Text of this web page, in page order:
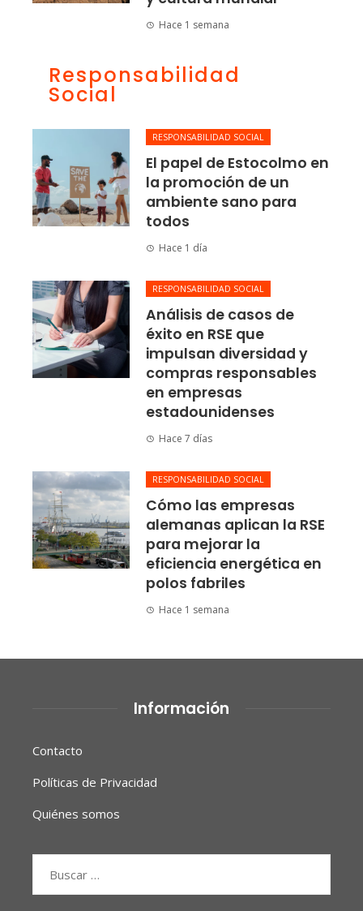
Hace 1 semana
Responsabilidad
Social
RESPONSABILIDAD SOCIAL
El papel de Estocolmo en
la promoción de un
ambiente sano para
todos
Hace 1 día
RESPONSABILIDAD SOCIAL
Análisis de casos de
éxito en RSE que
impulsan diversidad y
compras responsables
en empresas
estadounidenses
Hace 7 días
RESPONSABILIDAD SOCIAL
Cómo las empresas
alemanas aplican la RSE
para mejorar la
eficiencia energética en
polos fabriles
Hace 1 semana
Información
Contacto
Políticas de Privacidad
Quiénes somos